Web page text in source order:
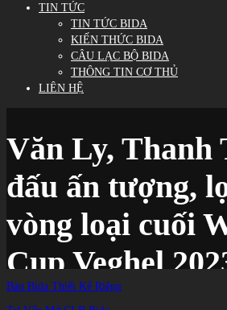
TIN TỨC
TIN TỨC BIDA
KIẾN THỨC BIDA
CÂU LẠC BỘ BIDA
THÔNG TIN CƠ THỦ
LIÊN HỆ
Văn Ly, Thanh
đấu ấn tượng,
vòng loại cuối
Cup Veghel
Bàn Bida Thiết Kế Riêng